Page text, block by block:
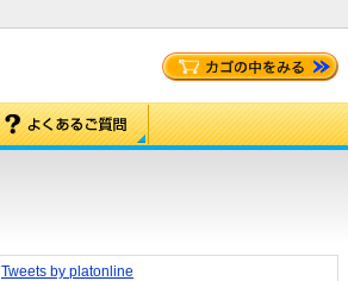
Tweets by platonline